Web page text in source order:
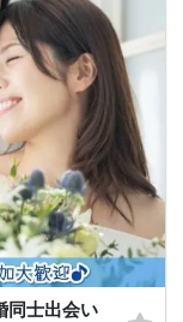
士出会い